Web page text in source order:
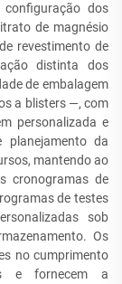
dos
de magnésio
revestimento de
distinta dos
de embalagem
a blisters —, com
personalizada e
planejamento da
mantendo ao
cronogramas de
de testes
sob
Os
no cumprimento
e fornecem a